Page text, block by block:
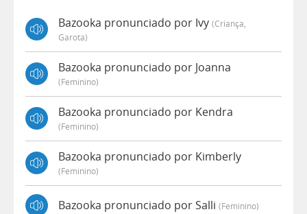
Bazooka pronunciado por Ivy (criança,
Garota)
Bazooka pronunciado por Joanna
(feminino)
Bazooka pronunciado por Kendra
(feminino)
Bazooka pronunciado por Kimberly
(feminino)
Bazooka pronunciado por Salli (feminino)